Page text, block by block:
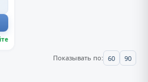
Показывать по: 60 90